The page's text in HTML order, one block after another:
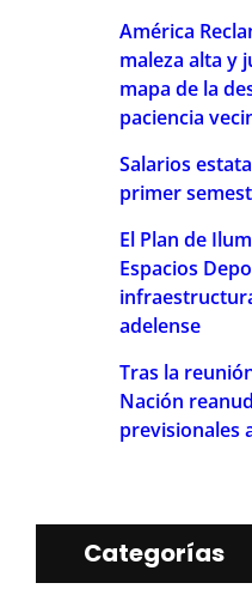
América
maleza alta y
mapa de la
paciencia
Salarios
primer
El Plan de
Espacios
adelense
Tras la
Nación
previsionales
Categorías